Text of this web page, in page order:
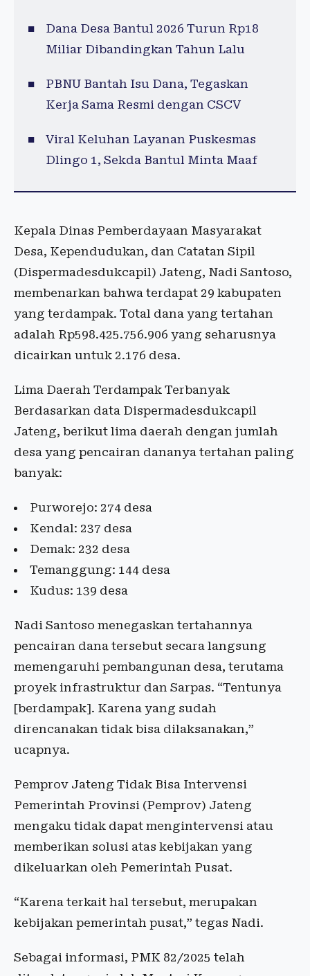
Dana Desa Bantul 2026 Turun Rp18
Miliar Dibandingkan Tahun Lalu
PBNU Bantah Isu Dana, Tegaskan
Kerja Sama Resmi dengan CSCV
Viral Keluhan Layanan Puskesmas
Dlingo 1, Sekda Bantul Minta Maaf
Kepala Dinas Pemberdayaan Masyarakat
Desa, Kependudukan, dan Catatan Sipil
(Dispermadesdukcapil) Jateng, Nadi Santoso,
membenarkan bahwa terdapat 29 kabupaten
yang terdampak. Total dana yang tertahan
adalah Rp598.425.756.906 yang seharusnya
dicairkan untuk 2.176 desa.
Lima Daerah Terdampak Terbanyak
Berdasarkan data Dispermadesdukcapil
Jateng, berikut lima daerah dengan jumlah
desa yang pencairan dananya tertahan paling
banyak:
Purworejo: 274 desa
Kendal: 237 desa
Demak: 232 desa
Temanggung: 144 desa
Kudus: 139 desa
Nadi Santoso menegaskan tertahannya
pencairan dana tersebut secara langsung
memengaruhi pembangunan desa, terutama
proyek infrastruktur dan Sarpas. “Tentunya
[berdampak]. Karena yang sudah
direncanakan tidak bisa dilaksanakan,”
ucapnya.
Pemprov Jateng Tidak Bisa Intervensi
Pemerintah Provinsi (Pemprov) Jateng
mengaku tidak dapat mengintervensi atau
memberikan solusi atas kebijakan yang
dikeluarkan oleh Pemerintah Pusat.
“Karena terkait hal tersebut, merupakan
kebijakan pemerintah pusat,” tegas Nadi.
Sebagai informasi, PMK 82/2025 telah